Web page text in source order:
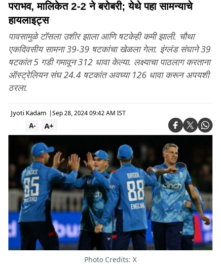
पराभव, मालिकेत 2-2 ने बरोबरी; येथे पहा सामन्याचे
हायलाइट्स
पावसामुळे टॉसला उशीर झाला आणि षटकेही कमी झाली. चौथा
एकदिवसीय सामना 39-39 षटकांचा खेळला गेला. इंग्लंड संघाने 39
षटकांत 5 गडी गमावून 312 धावा केल्या. लक्ष्याचा पाठलाग करताना
ऑस्ट्रेलियन संघ 24.4 षटकांत अवघ्या 126 धावा करून अपयशी
ठरला.
Jyoti Kadam |Sep 28, 2024 09:42 AM IST
A+
A-
Photo Credits: X